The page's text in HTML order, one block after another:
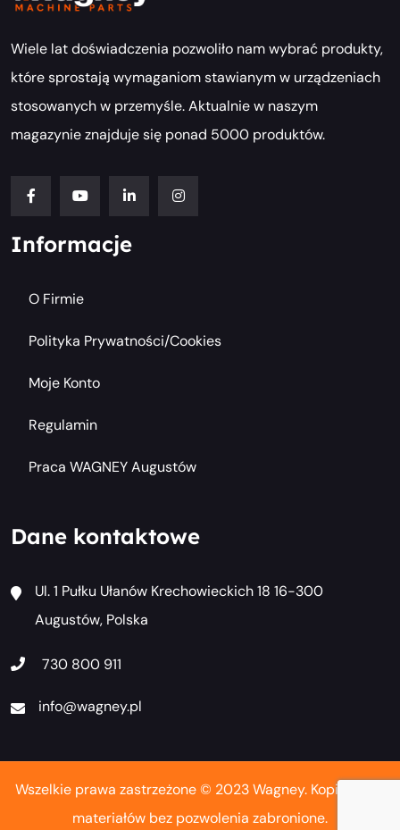
Wiele lat doświadczenia pozwoliło nam wybrać produkty,
które sprostają wymaganiom stawianym w urządzeniach
stosowanych w przemyśle. Aktualnie w naszym
magazynie znajduje się ponad 5000 produktów.
Informacje
O Firmie
Polityka Prywatności/cookies
Moje Konto
Regulamin
Praca WAGNEY Augustów
Dane kontaktowe
Ul. 1 Pułku Ułanów Krechowieckich 18 16-300
Augustów, Polska
730 800 911
info@wagney.pl
Wszelkie prawa zastrzeżone © 2023 Wagney. Kopiowanie
materiałów bez pozwolenia zabronione.